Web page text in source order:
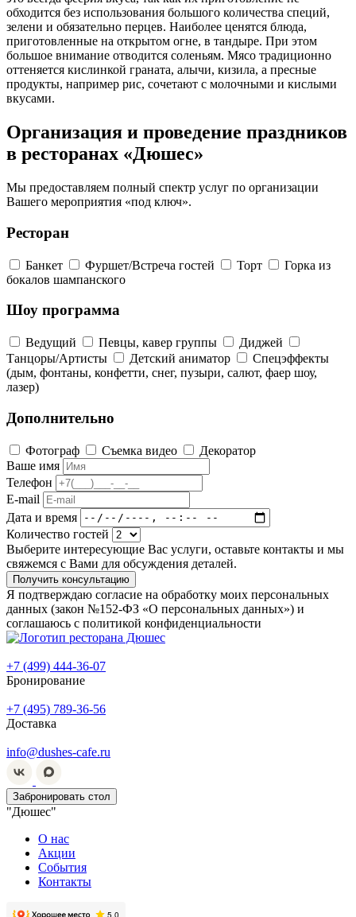
обходится без использования большого количества специй,
зелени и обязательно перцев. Наиболее ценятся блюда,
приготовленные на открытом огне, в тандыре. При этом
большое внимание отводится соленьям. Мясо традиционно
оттеняется кислинкой граната, алычи, кизила, а пресные
продукты, например рис, сочетают с молочными и кислыми
вкусами.
Организация и проведение праздников
в ресторанах «Дюшес»
Мы предоставляем полный спектр услуг по организации
Вашего мероприятия «под ключ».
Ресторан
Банкет Фуршет/Встреча гостей Торт
Горка из
бокалов шампанского
Шоу программа
Ведущий Певцы, кавер группы
Диджей
Танцоры/Артисты
Детский аниматор
Спецэффекты
(дым, фонтаны, конфетти, снег, пузыри, салют, фаер шоу,
лазер)
Дополнительно
Фотограф Съемка видео
Декоратор
Ваше имя
Телефон
E-mail
Дата и время
Количество гостей
Выберите интересующие Вас услуги, оставьте контакты и мы
свяжемся с Вами для обсуждения деталей.
Получить консультацию
Я подтверждаю согласие на обработку моих персональных
данных (закон №152-ФЗ «О персональных данных») и
соглашаюсь с политикой конфиденциальности
+7 (499) 444-36-07
Бронирование
+7 (495) 789-36-56
Доставка
info@dushes-cafe.ru
Забронировать стол
"Дюшес"
О нас
Акции
События
Контакты